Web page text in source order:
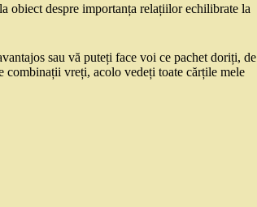
obiect despre importanța relațiilor echilibrate la
sau vă puteți face voi ce pachet doriți, de
combinații vreți, acolo vedeți toate cărțile mele